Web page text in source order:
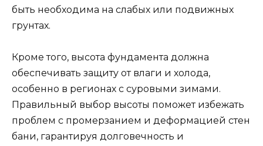
быть необходима на слабых или подвижных
грунтах.
Кроме того, высота фундамента должна
обеспечивать защиту от влаги и холода,
особенно в регионах с суровыми зимами.
Правильный выбор высоты поможет избежать
проблем с промерзанием и деформацией стен
бани, гарантируя долговечность и